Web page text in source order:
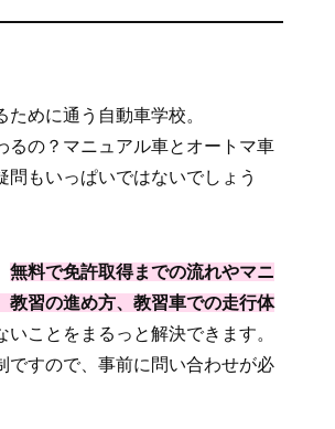
めに通う自動車学校。
るの？マニュアル車とオートマ車
もいっぱいではないでしょう
無料で免許取得までの流れやマニ
教習の進め方、教習車での走行体
いことをまるっと解決できます。
ですので、事前に問い合わせが必